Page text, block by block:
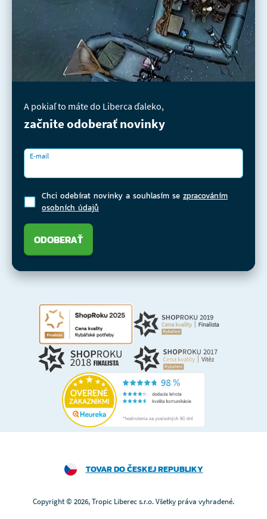
A pokiaľ to máte do Liberca ďaleko,
začnite odoberať novinky
E-mail
Chci odebírat novinky a souhlasím se zpracováním
osobních údajů
ODOBERAŤ
TOVAR DO ČESKEJ REPUBLIKY
Copyright © 2026, Tropic Liberec s.r.o. Všetky práva vyhradené.